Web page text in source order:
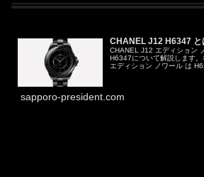
CHANEL J12 H6347 と
CHANEL J12 エディション
H6347について解説します
エディション ノワール は
sapporo-president.com